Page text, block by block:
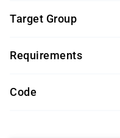
Target Group
„Microsoft Certified:
Requirements
Code